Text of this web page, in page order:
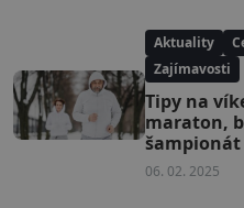
Aktuality
Zajímavosti
Tipy na
maraton,
šampionát
06. 02. 2025